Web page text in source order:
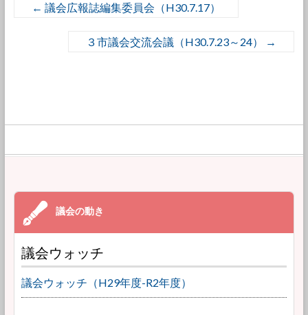
← 議会広報誌編集委員会（H30.7.17）
３市議会交流会議（H30.7.23～24） →
議会ウォッチ
議会ウォッチ（H29年度-R2年度）